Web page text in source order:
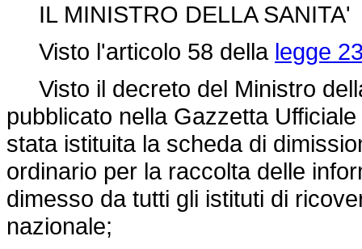
IL MINISTRO DELLA SANITA'
Visto l'articolo 58 della legge
Visto il decreto del Ministro
pubblicato nella Gazzetta
stata istituita la scheda di
ordinario per la raccolta delle
dimesso da tutti gli istituti di
nazionale;